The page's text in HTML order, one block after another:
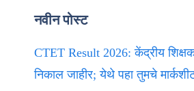
नवीन पोस्ट
CTET Result 2026: केंद्रीय शिक्षक
निकाल जाहीर; येथे पहा तुमचे